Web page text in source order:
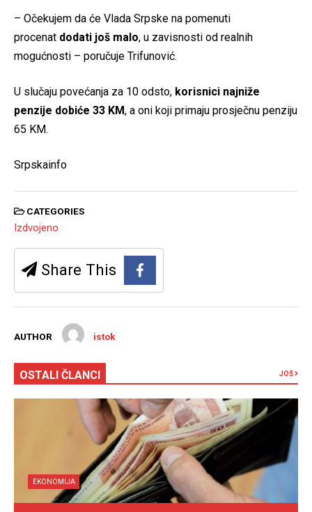
– Očekujem da će Vlada Srpske na pomenuti
procenat dodati još malo, u zavisnosti od realnih
mogućnosti – poručuje Trifunović.
U slučaju povećanja za 10 odsto, korisnici najniže
penzije dobiće 33 KM, a oni koji primaju prosječnu penziju
65 KM.
Srpskainfo
CATEGORIES
Izdvojeno
Share This
AUTHOR istok
OSTALI ČLANCI JOŠ
EKONOMIJA